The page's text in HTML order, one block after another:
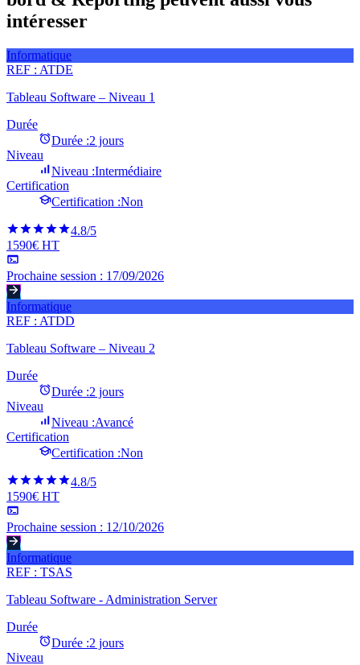
intéresser
Informatique
REF : ATDE
Tableau Software – Niveau 1
Durée
Durée :2 jours
Niveau
Niveau :Intermédiaire
Certification
Certification :Non
4.8/5
1590€ HT
Prochaine session : 17/09/2026
Informatique
REF : ATDD
Tableau Software – Niveau 2
Durée
Durée :2 jours
Niveau
Niveau :Avancé
Certification
Certification :Non
4.8/5
1590€ HT
Prochaine session : 12/10/2026
Informatique
REF : TSAS
Tableau Software - Administration Server
Durée
Durée :2 jours
Niveau